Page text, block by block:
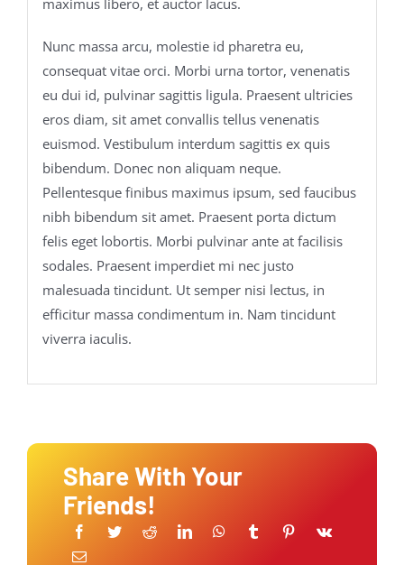
maximus libero, et auctor lacus.
Nunc massa arcu, molestie id pharetra eu,
consequat vitae orci. Morbi urna tortor, venenatis
eu dui id, pulvinar sagittis ligula. Praesent ultricies
eros diam, sit amet convallis tellus venenatis
euismod. Vestibulum interdum sagittis ex quis
bibendum. Donec non aliquam neque.
Pellentesque finibus maximus ipsum, sed faucibus
nibh bibendum sit amet. Praesent porta dictum
felis eget lobortis. Morbi pulvinar ante at facilisis
sodales. Praesent imperdiet mi nec justo
malesuada tincidunt. Ut semper nisi lectus, in
efficitur massa condimentum in. Nam tincidunt
viverra iaculis.
Share With Your
Friends!